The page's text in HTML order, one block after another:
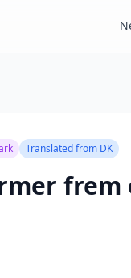
Translated from DK